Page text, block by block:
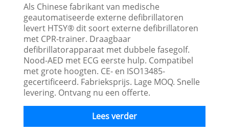
Als Chinese fabrikant van medische
geautomatiseerde externe defibrillatoren
levert HTSY® dit soort externe defibrillatoren
met CPR-trainer. Draagbaar
defibrillatorapparaat met dubbele fasegolf.
Nood-AED met ECG eerste hulp. Compatibel
met grote hoogten. CE- en ISO13485-
gecertificeerd. Fabrieksprijs. Lage MOQ. Snelle
levering. Ontvang nu een offerte.
Lees verder